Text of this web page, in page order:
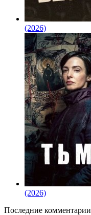
(2026)
(2026)
Последние комментарии